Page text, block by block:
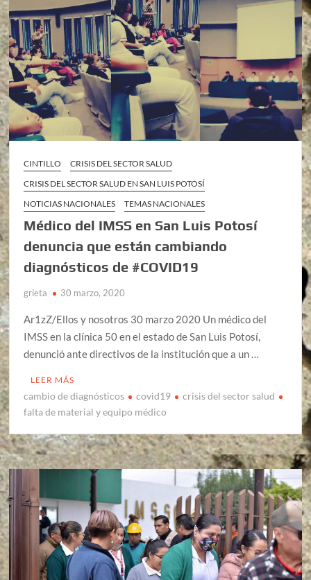
CINTILLO
CRISIS DEL SECTOR SALUD
CRISIS DEL SECTOR SALUD EN SAN LUIS POTOSÍ
NOTICIAS NACIONALES
TEMAS NACIONALES
Médico del IMSS en San Luis Potosí
denuncia que están cambiando
diagnósticos de #COVID19
grieta 30 marzo, 2020
Ar1zZ/Ellos y nosotros 30 marzo 2020 Un médico del
IMSS en la clínica 50 en el estado de San Luis Potosí,
denunció ante directivos de la institución que a un …
LEER MÁS
cambio de diagnósticos covid19
crisis del sector salud
falta de material y equipo médico